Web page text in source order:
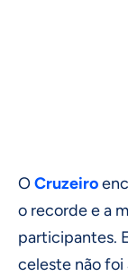
OCruzeiro
o recorde e a
participantes.
celeste não